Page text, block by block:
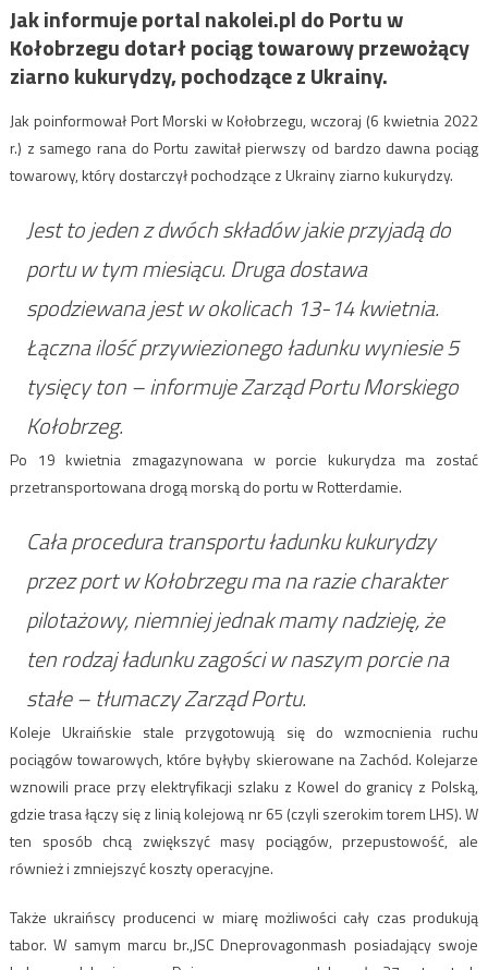
Jak informuje portal nakolei.pl do Portu w
Kołobrzegu dotarł pociąg towarowy przewożący
ziarno kukurydzy, pochodzące z Ukrainy.
Jak poinformował Port Morski w Kołobrzegu, wczoraj (6 kwietnia 2022
r.) z samego rana do Portu zawitał pierwszy od bardzo dawna pociąg
towarowy, który dostarczył pochodzące z Ukrainy ziarno kukurydzy.
Jest to jeden z dwóch składów jakie przyjadą do
portu w tym miesiącu. Druga dostawa
spodziewana jest w okolicach 13-14 kwietnia.
Łączna ilość przywiezionego ładunku wyniesie 5
tysięcy ton – informuje Zarząd Portu Morskiego
Kołobrzeg.
Po 19 kwietnia zmagazynowana w porcie kukurydza ma zostać
przetransportowana drogą morską do portu w Rotterdamie.
Cała procedura transportu ładunku kukurydzy
przez port w Kołobrzegu ma na razie charakter
pilotażowy, niemniej jednak mamy nadzieję, że
ten rodzaj ładunku zagości w naszym porcie na
stałe – tłumaczy Zarząd Portu.
Koleje Ukraińskie stale przygotowują się do wzmocnienia ruchu
pociągów towarowych, które byłyby skierowane na Zachód. Kolejarze
wznowili prace przy elektryfikacji szlaku z Kowel do granicy z Polską,
gdzie trasa łączy się z linią kolejową nr 65 (czyli szerokim torem LHS). W
ten sposób chcą zwiększyć masy pociągów, przepustowość, ale
również i zmniejszyć koszty operacyjne.
Także ukraińscy producenci w miarę możliwości cały czas produkują
tabor. W samym marcu br.,JSC Dneprovagonmash posiadający swoje